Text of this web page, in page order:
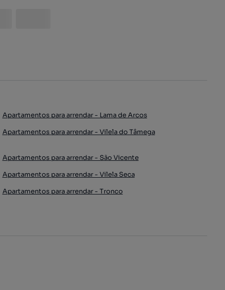
Apartamentos para arrendar - Lama de Arcos
Apartamentos para arrendar - Vilela do Tâmega
Apartamentos para arrendar - São Vicente
Apartamentos para arrendar - Vilela Seca
Apartamentos para arrendar - Tronco